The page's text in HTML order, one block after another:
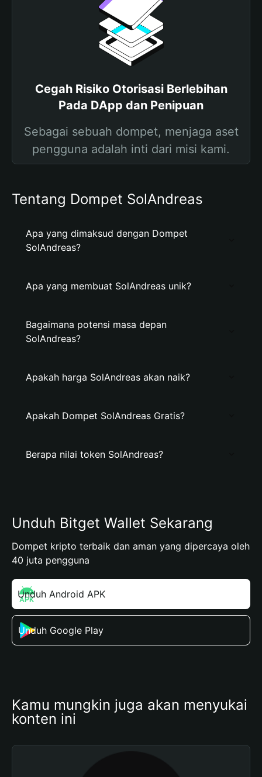
Cegah Risiko Otorisasi Berlebihan
Pada DApp dan Penipuan
Sebagai sebuah dompet, menjaga aset
pengguna adalah inti dari misi kami.
Tentang Dompet SolAndreas
Apa yang dimaksud dengan Dompet
SolAndreas?
Apa yang membuat SolAndreas unik?
Bagaimana potensi masa depan
SolAndreas?
Apakah harga SolAndreas akan naik?
Apakah Dompet SolAndreas Gratis?
Berapa nilai token SolAndreas?
Unduh Bitget Wallet Sekarang
Dompet kripto terbaik dan aman yang dipercaya oleh
40 juta pengguna
Unduh Android APK
Unduh Google Play
Kamu mungkin juga akan menyukai
konten ini